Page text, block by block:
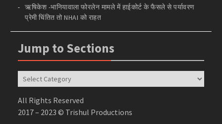
ऋषिकेश -भानियावाला फोरलेन मामले में हाईकोर्ट के फैसले से पर्यावरण
प्रेमी चिंतित तो NHAI को राहत
Jump to Sections
Jump
to
Sections
All Rights Reserved
2017 – 2023 © Trishul Productions